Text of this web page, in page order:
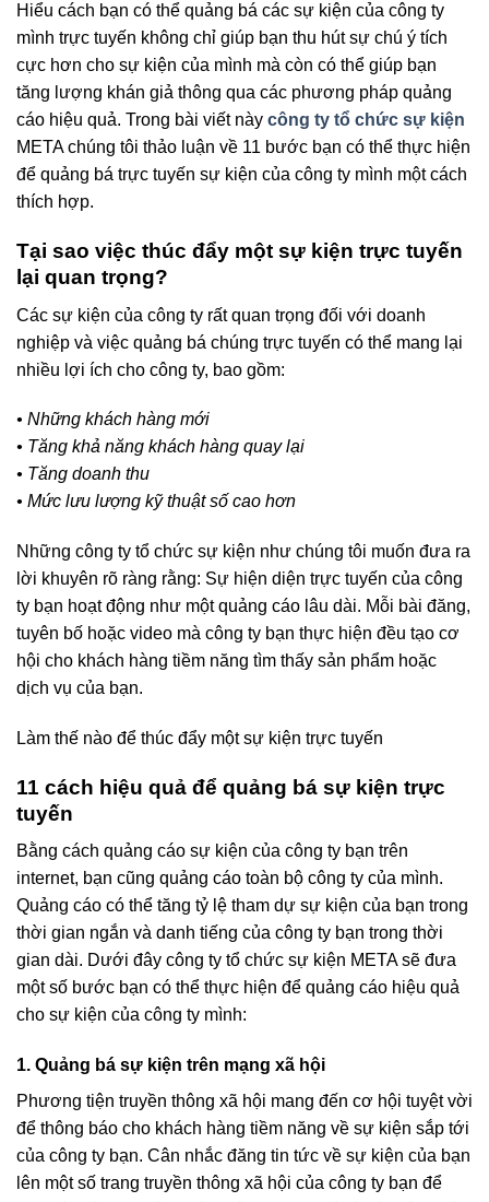
Hiểu cách bạn có thể quảng bá các sự kiện của công ty
mình trực tuyến không chỉ giúp bạn thu hút sự chú ý tích
cực hơn cho sự kiện của mình mà còn có thể giúp bạn
tăng lượng khán giả thông qua các phương pháp quảng
cáo hiệu quả. Trong bài viết này công ty tổ chức sự kiện
META chúng tôi thảo luận về 11 bước bạn có thể thực hiện
để quảng bá trực tuyến sự kiện của công ty mình một cách
thích hợp.
Tại sao việc thúc đẩy một sự kiện trực tuyến
lại quan trọng?
Các sự kiện của công ty rất quan trọng đối với doanh
nghiệp và việc quảng bá chúng trực tuyến có thể mang lại
nhiều lợi ích cho công ty, bao gồm:
• Những khách hàng mới
• Tăng khả năng khách hàng quay lại
• Tăng doanh thu
• Mức lưu lượng kỹ thuật số cao hơn
Những công ty tổ chức sự kiện như chúng tôi muốn đưa ra
lời khuyên rõ ràng rằng: Sự hiện diện trực tuyến của công
ty bạn hoạt động như một quảng cáo lâu dài. Mỗi bài đăng,
tuyên bố hoặc video mà công ty bạn thực hiện đều tạo cơ
hội cho khách hàng tiềm năng tìm thấy sản phẩm hoặc
dịch vụ của bạn.
Làm thế nào để thúc đẩy một sự kiện trực tuyến
11 cách hiệu quả để quảng bá sự kiện trực
tuyến
Bằng cách quảng cáo sự kiện của công ty bạn trên
internet, bạn cũng quảng cáo toàn bộ công ty của mình.
Quảng cáo có thể tăng tỷ lệ tham dự sự kiện của bạn trong
thời gian ngắn và danh tiếng của công ty bạn trong thời
gian dài. Dưới đây công ty tổ chức sự kiện META sẽ đưa
một số bước bạn có thể thực hiện để quảng cáo hiệu quả
cho sự kiện của công ty mình:
1. Quảng bá sự kiện trên mạng xã hội
Phương tiện truyền thông xã hội mang đến cơ hội tuyệt vời
để thông báo cho khách hàng tiềm năng về sự kiện sắp tới
của công ty bạn. Cân nhắc đăng tin tức về sự kiện của bạn
lên một số trang truyền thông xã hội của công ty bạn để